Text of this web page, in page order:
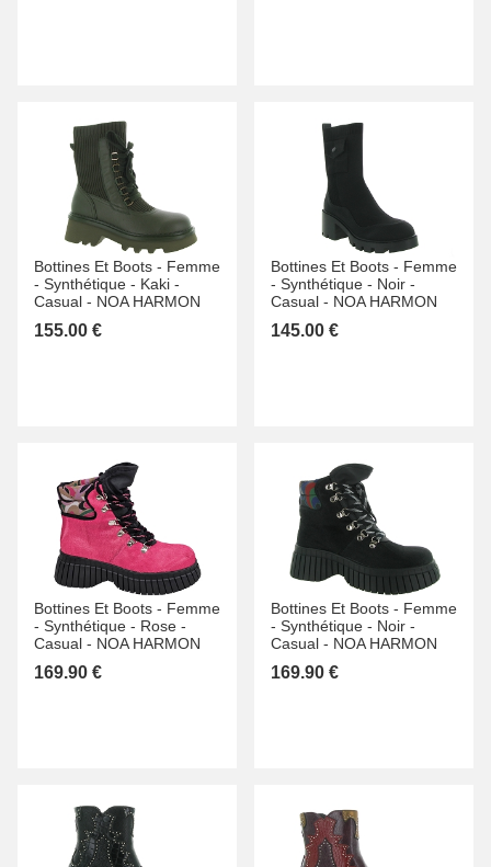
Bottines Et Boots - Femme
- Synthétique - Kaki -
Casual - NOA HARMON
155.00 €
Bottines Et Boots - Femme
- Synthétique - Noir -
Casual - NOA HARMON
145.00 €
Bottines Et Boots - Femme
- Synthétique - Rose -
Casual - NOA HARMON
169.90 €
Bottines Et Boots - Femme
- Synthétique - Noir -
Casual - NOA HARMON
169.90 €